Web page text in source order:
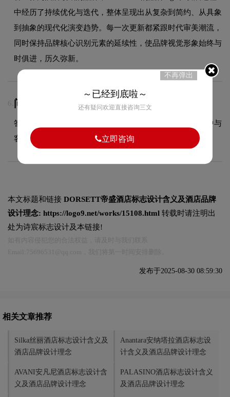
中经历了持续优化与迭代，整体呈现出从复杂到简约、从具象
到抽象的现代化演变趋势。每一次更新都紧跟时代审美潮流，
同时保持品牌核心识别元素的延续性，使品牌视觉形象始终与
时俱进，历久弥新。
6. 问：LOGO设计包含几次免费修改？
答：具体修改次数依据合同约定执行，我们会在设计过程中与
客户充分沟通，确保最终方案达到满意效果。
本文标题和链接 DORSETT帝盛酒店标志设计含义及酒店品牌
设计理念: https://logo9.net/works/15108.html 转载时请注明出
处为诗宸标志设计及本链接!
发布于2025-08-30 08:59:30
相关文章推荐
Silka丝丽酒店标志设计含义及
酒店品牌设计理念
Anantara安纳塔拉酒店标志设
计含义及酒店品牌设计理念
AVANI安凡尼酒店标志设计含
义及酒店品牌设计理念
PALASINO酒店标志设计含义
及酒店品牌设计理念
不再弹出
～已经到底啦～
还有疑问欢迎直接咨询三文
立即咨询